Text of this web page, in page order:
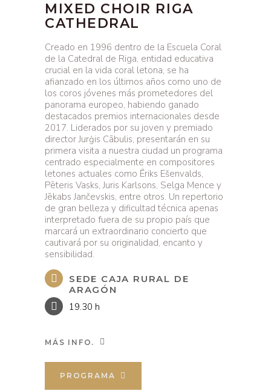
MIXED CHOIR RIGA
CATHEDRAL
Creado en 1996 dentro de la Escuela Coral
de la Catedral de Riga, entidad educativa
crucial en la vida coral letona, se ha
afianzado en los últimos años como uno de
los coros jóvenes más prometedores del
panorama europeo, habiendo ganado
destacados premios internacionales desde
2017. Liderados por su joven y premiado
director Jurģis Cābulis, presentarán en su
primera visita a nuestra ciudad un programa
centrado especialmente en compositores
letones actuales como Ēriks Ešenvalds,
Pēteris Vasks, Juris Karlsons, Selga Mence y
Jēkabs Jančevskis, entre otros. Un repertorio
de gran belleza y dificultad técnica apenas
interpretado fuera de su propio país que
marcará un extraordinario concierto que
cautivará por su originalidad, encanto y
sensibilidad.
SEDE CAJA RURAL DE
ARAGÓN
19.30 h
MÁS INFO.
PROGRAMA